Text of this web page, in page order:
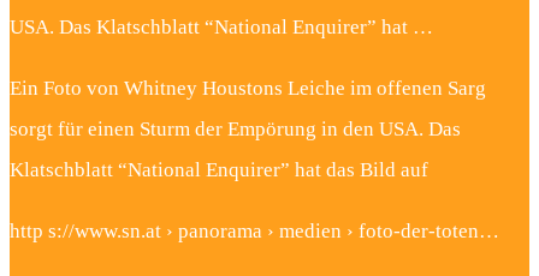
USA. Das Klatschblatt “National Enquirer” hat …
Ein Foto von Whitney Houstons Leiche im offenen Sarg
sorgt für einen Sturm der Empörung in den USA. Das
Klatschblatt “National Enquirer” hat das Bild auf
http s://www.sn.at › panorama › medien › foto-der-toten…